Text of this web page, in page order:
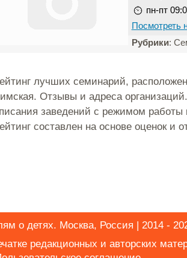
пн-пт
Посмотреть
Рубрики:
лучших семинарий,
Отзывы и адреса
заведений с режимом
составлен на основе оценок и
о детях. Москва, Россия | 2014 -
редакционных и авторских